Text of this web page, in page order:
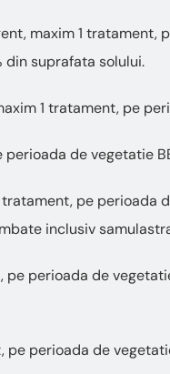
maxim 1 tratament,
din suprafata solului.
1 tratament, pe
de vegetatie
pe perioada
inclusiv
perioada de
perioada de